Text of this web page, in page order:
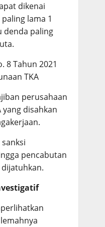
dikenai
lama 1
denda paling
8 Tahun 2021
TKA
perusahaan
yang disahkan
sanksi
pencabutan
dijatuhkan.